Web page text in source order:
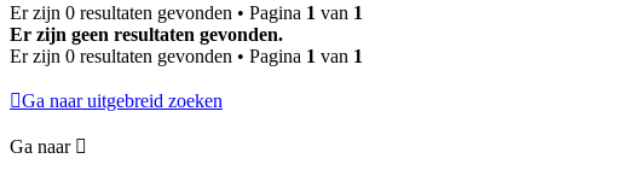
Er zijn 0 resultaten gevonden • Pagina 1 van 1
Er zijn geen resultaten gevonden.
Er zijn 0 resultaten gevonden • Pagina 1 van 1
Ga naar uitgebreid zoeken
Ga naar